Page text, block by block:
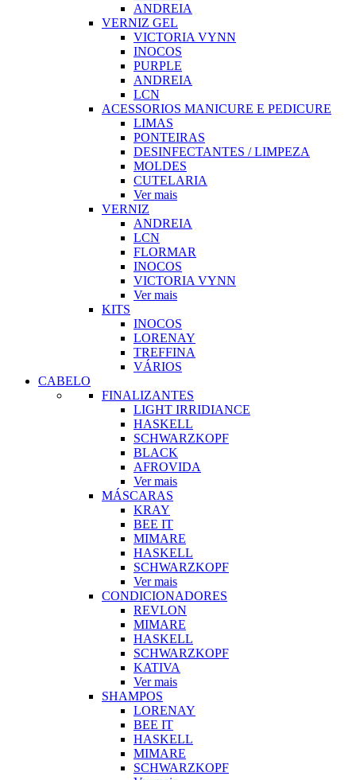
ANDREIA
VERNIZ GEL
VICTORIA VYNN
INOCOS
PURPLE
ANDREIA
LCN
ACESSORIOS MANICURE E PEDICURE
LIMAS
PONTEIRAS
DESINFECTANTES / LIMPEZA
MOLDES
CUTELARIA
Ver mais
VERNIZ
ANDREIA
LCN
FLORMAR
INOCOS
VICTORIA VYNN
Ver mais
KITS
INOCOS
LORENAY
TREFFINA
VÁRIOS
CABELO
FINALIZANTES
LIGHT IRRIDIANCE
HASKELL
SCHWARZKOPF
BLACK
AFROVIDA
Ver mais
MÁSCARAS
KRAY
BEE IT
MIMARE
HASKELL
SCHWARZKOPF
Ver mais
CONDICIONADORES
REVLON
MIMARE
HASKELL
SCHWARZKOPF
KATIVA
Ver mais
SHAMPOS
LORENAY
BEE IT
HASKELL
MIMARE
SCHWARZKOPF